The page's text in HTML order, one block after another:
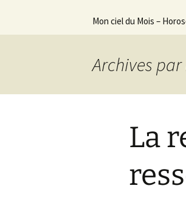
contenu
Mon ciel du Mois –
Archives
La